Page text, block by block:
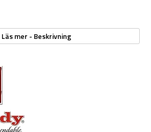
egenskaper med avsmalnande profil
rillade midja hjälper till att hålla samman
samt ger en tillförlitlig crimp vid
av hylshals)
djupverkan genom att mekanisk hålla
och kopparmantel
Läs mer - Beskrivning